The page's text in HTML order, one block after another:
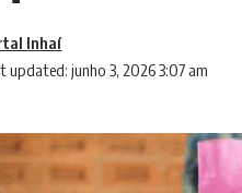
updated: junho 3, 2026 3:07 am
Inhaí